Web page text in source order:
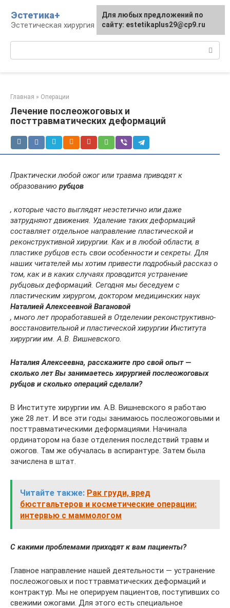
контенту
Эстетика+
Эстетическая хирургия и косметология
Главная » Операции
Лечение послеожоговых и
посттравматических деформаций
Практически любой ожог или травма приводят к
образованию рубцов
, которые часто выглядят неэстетично или даже
затрудняют движения. Удаление таких деформаций
составляет отдельное направление пластической и
реконструктивной хирургии. Как и в любой области, в
пластике рубцов есть свои особенности и секреты. Для
наших читателей мы хотим привести подробный рассказ о
том, как и в каких случаях проводится устранение
рубцовых деформаций. Сегодня мы беседуем с
пластическим хирургом, доктором медицинских наук
Наталией Алексеевной Вагановой
, много лет проработавшей в Отделении реконструктивно-
восстановительной и пластической хирургии Института
хирургии им. А.В. Вишневского.
Наталия Алексеевна, расскажите про свой опыт —
сколько лет Вы занимаетесь хирургией послеожоговых
рубцов и сколько операций сделали?
В Институте хирургии им. А.В. Вишневского я работаю
уже 28 лет. И все эти годы занимаюсь послеожоговыми и
посттравматическими деформациями. Начинала
ординатором на базе отделения последствий травм и
ожогов. Там же обучалась в аспирантуре. Затем была
зачислена в штат.
Читайте также: Рак груди, вред
бюстгальтеров и косметические операции:
интервью с маммологом
С какими проблемами приходят к вам пациенты?
Главное направление нашей деятельности — устранение
послеожоговых и посттравматических деформаций и
контрактур. Мы не оперируем пациентов, поступивших со
свежими ожогами. Для этого есть специальное
Для любых предложений по
сайту: estetikaplus29@cp9.ru